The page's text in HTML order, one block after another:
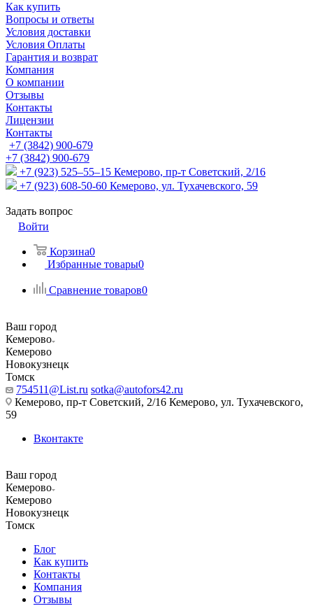
Как купить
Вопросы и ответы
Условия доставки
Условия Оплаты
Гарантия и возврат
Компания
О компании
Отзывы
Контакты
Лицензии
Контакты
+7 (3842) 900-679
+7 (3842) 900-679
+7 (923) 525–55–15 Кемерово, пр-т Советский, 2/16
+7 (923) 608-50-60 Кемерово, ул. Тухачевского, 59
Задать вопрос
Войти
Корзина0
Избранные товары0
Сравнение товаров0
Ваш город
Кемерово
Кемерово
Новокузнецк
Томск
754511@List.ru sotka@autofors42.ru
Кемерово, пр-т Советский, 2/16 Кемерово, ул. Тухачевского,
59
Вконтакте
Ваш город
Кемерово
Кемерово
Новокузнецк
Томск
Блог
Как купить
Контакты
Компания
Отзывы